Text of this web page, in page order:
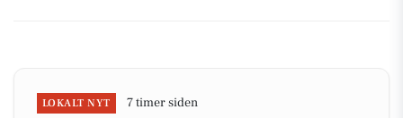
LOKALT NYT 7 timer siden